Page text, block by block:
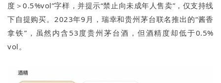
度＞0.5%vol”字样，并提示“禁止向未成年人售卖”，仅支持线
下自提购买。2023年9月，瑞幸和贵州茅台联名推出的“酱香
拿铁”，虽然内含53度贵州茅台酒，但酒精度却低于0.5%
vol。